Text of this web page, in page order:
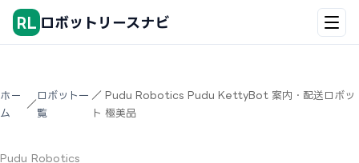
RL ロボットリースナビ
ホー
ム
／
ロボット一
覧
／ Pudu Robotics Pudu KettyBot 案内・配送ロボッ
ト 極美品
Pudu Robotics